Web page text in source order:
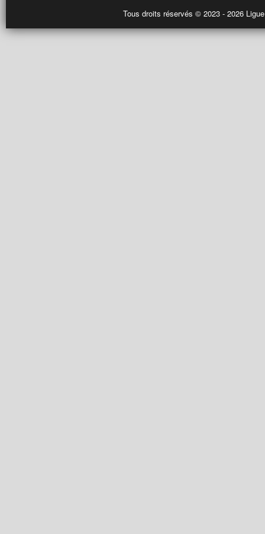
Tous droits réservés © 2023 - 2026